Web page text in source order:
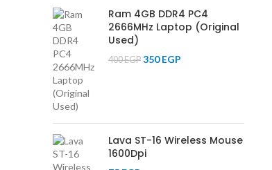
Ram 4GB DDR4 PC4
2666MHz Laptop (Original
Used)
400EGP 350EGP
Lava ST-16 Wireless Mouse
1600Dpi